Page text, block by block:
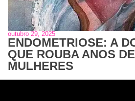
outubro 29, 2025
ENDOMETRIOSE: A
QUE ROUBA ANOS
MULHERES